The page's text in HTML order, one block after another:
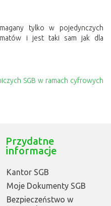
tylko w pojedynczych
i jest taki sam jak dla
SGB w ramach cyfrowych
Przydatne
informacje
Kantor SGB
Moje Dokumenty SGB
Bezpieczeństwo w